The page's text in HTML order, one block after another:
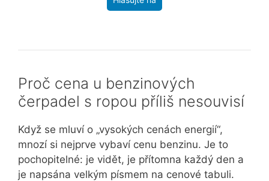
Proč cena u benzinových
čerpadel s ropou příliš nesouvisí
Když se mluví o „vysokých cenách energií“,
mnozí si nejprve vybaví cenu benzinu. Je to
pochopitelné: je vidět, je přítomna každý den a
je napsána velkým písmem na cenové tabuli.